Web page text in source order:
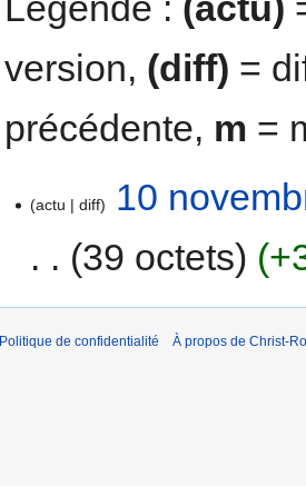
version, (diff) =
précédente, m =
actu diff
10
39 octets
Politique de confidentialité À propos de Christ-